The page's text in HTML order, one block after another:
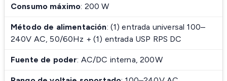
Consumo máximo: 200 W
Método de alimentación: (1) entrada universal 100–
240V AC, 50/60Hz + (1) entrada USP RPS DC
Fuente de poder: AC/DC interna, 200W